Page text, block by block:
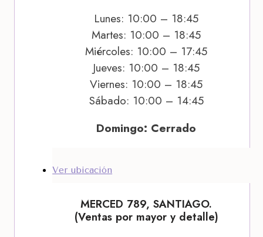
Lunes: 10:00 – 18:45
Martes: 10:00 – 18:45
Miércoles: 10:00 – 17:45
Jueves: 10:00 – 18:45
Viernes: 10:00 – 18:45
Sábado: 10:00 – 14:45
Domingo: Cerrado
Ver ubicación
MERCED 789, SANTIAGO.
(Ventas por mayor y detalle)